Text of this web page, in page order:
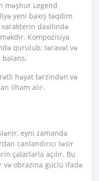
məşhur Legend
yeni baxış təqdim
xarakterin daxilində
Kompozisiya
qurulub: təravət və
balans.
həyat tərzindən və
ilham alır.
eyni zamanda
canlandırıcı təsir
çalarlarla açılır. Bu
və obrazına güclü ifadə